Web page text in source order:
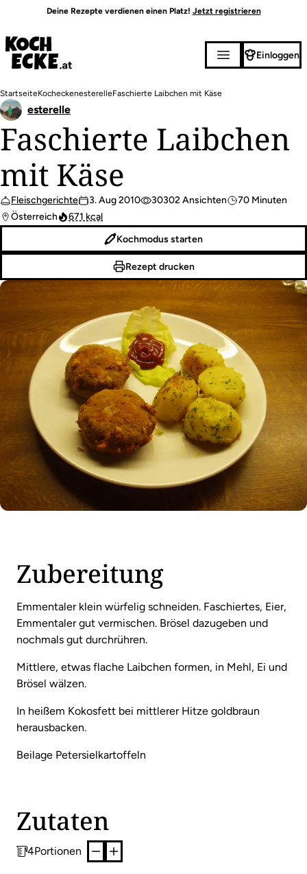
Inhalt
Deine Rezepte verdienen einen Platz! Jetzt registrieren
Einloggen
Pfadnavigation
StartseiteKocheckenesterelleFaschierte Laibchen mit Käse
Faschierte Laibchen
mit Käse
Fleischgerichte 3. Aug 2010 30302 Ansichten
70 Minuten
Österreich
671 kcal
esterelle
Kochmodus starten
Rezept drucken
Zubereitung
Emmentaler klein würfelig schneiden. Faschiertes, Eier,
Emmentaler gut vermischen. Brösel dazugeben und
nochmals gut durchrühren.
Mittlere, etwas flache Laibchen formen, in Mehl, Ei und
Brösel wälzen.
In heißem Kokosfett bei mittlerer Hitze goldbraun
herausbacken.
Beilage Petersielkartoffeln
Zutaten
4Portionen